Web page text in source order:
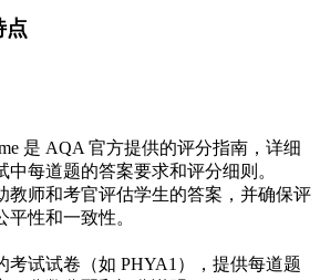
点
是 AQA 官方提供的评分指南，详细
中每道题的答案要求和评分细则。
教师和考官评估学生的答案，并确保评
平性和一致性。
考试试卷（如 PHYA1），提供每道题